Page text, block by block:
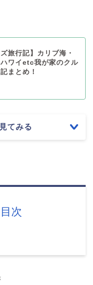
ズ旅行記】カリブ海・
ワイetc我が家のクル
まとめ！
てみる
次